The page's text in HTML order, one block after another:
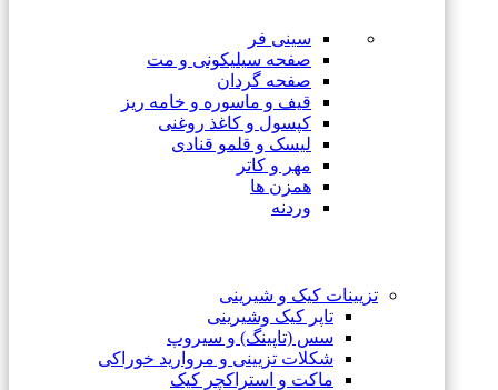
سینی فر
صفحه سیلیکونی و مت
صفحه گردان
قیف و ماسوره و خامه ریز
کپسول و کاغذ روغنی
لیسک و قلمو قنادی
مهر و کاتر
همزن ها
وردنه
تزیینات کیک و شیرینی
تاپر کیک وشیرینی
سس (تاپینگ) و سیروپ
شکلات تزیینی و مروارید خوراکی
ماکت و استراکچر کیک